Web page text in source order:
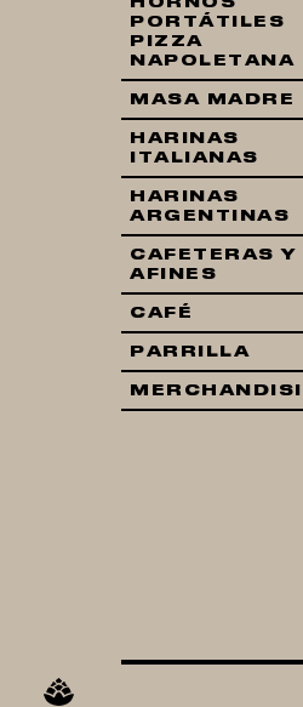
PORTÁTILES
PIZZA
NAPOLETANA
MASA MADRE
HARINAS
ITALIANAS
HARINAS
ARGENTINAS
CAFETERAS Y
AFINES
CAFÉ
PARRILLA